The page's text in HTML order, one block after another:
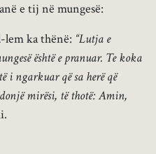
e tij në mungesë:
lem ka thënë: “Lutja e
është e pranuar. Te koka
i ngarkuar që sa herë që
mirësi, të thotë: Amin,